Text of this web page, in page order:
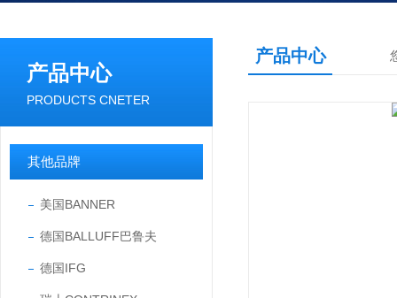
产品中心
PRODUCTS CNETER
其他品牌
美国BANNER
德国BALLUFF巴鲁夫
德国IFG
产品中心